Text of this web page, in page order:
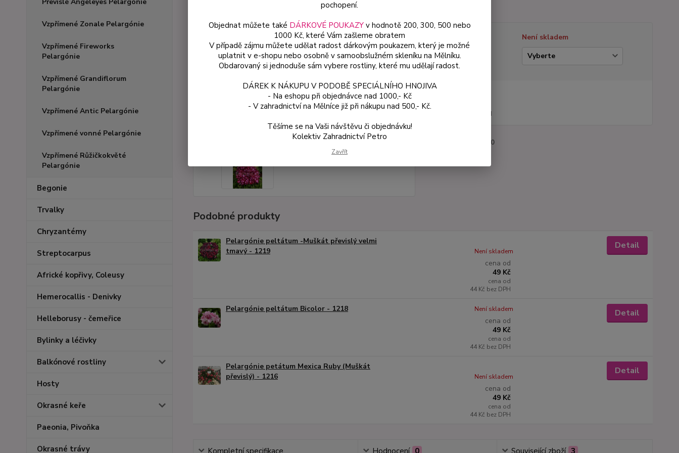
Vzpřímené Zonale Pelargónie
Vzpřímené Fireworks
Pelargónie
Vzpřímené Grandiflorum
Pelargónie
Vzpřímené Antic Pelargónie
Vzpřímené vonné Pelargónie
Vzpřímené Růžičkokvěté
Pelargónie
Begonie
Trvalky
Chryzantémy
Streptocarpus
Africké kopřivy, Coleusy
Hemerocallis - Denivky
Helleborusy - čemeřice
Bylinky a léčivky
Balkónové rostliny
Hosty
Okrasné keře
Paeonia, Pivoňka
Okrasné trávy
Není skladem
Varianta
bez DPH
1210
Podobné produkty
Pelargónie peltátum -Muškát převislý velmi
tmavý - 1219
cena od
49 Kč
cena od
44 Kč bez DPH
Není skladem
Detail
Pelargónie peltátum Bicolor - 1218
cena od
49 Kč
cena od
44 Kč bez DPH
Není skladem Detail
Pelargónie petátum Mexica Ruby (Muškát
převislý) - 1216
cena od
49 Kč
cena od
44 Kč bez DPH
Není skladem
Detail
Kompletní specifikace Hodnocení 0 Související zboží 3
pochopení.
Objednat můžete také DÁRKOVÉ POUKAZYv hodnotě 200, 300, 500 nebo
1000 Kč, které Vám zašleme obratem
V případě zájmu můžete udělat radost dárkovým poukazem, který je možné
uplatnit v e-shopu nebo osobně v samoobslužném skleníku na Mělníku.
Obdarovaný si jednoduše sám vybere rostliny, které mu udělají radost.
DÁREK K NÁKUPU V PODOBĚ SPECIÁLNÍHO HNOJIVA
- Na eshopu při objednávce nad 1000,- Kč
- V zahradnictví na Mělníce již při nákupu nad 500,- Kč.
Těšíme se na Vaši návštěvu či objednávku!
Kolektiv Zahradnictví Petro
Zavřít